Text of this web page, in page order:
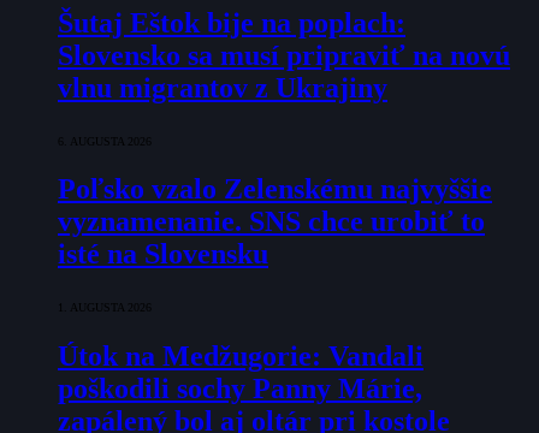
Šutaj Eštok bije na poplach:
Slovensko sa musí pripraviť na novú
vlnu migrantov z Ukrajiny
6. AUGUSTA 2026
Poľsko vzalo Zelenskému najvyššie
vyznamenanie. SNS chce urobiť to
isté na Slovensku
1. AUGUSTA 2026
Útok na Medžugorie: Vandali
poškodili sochy Panny Márie,
zapálený bol aj oltár pri kostole